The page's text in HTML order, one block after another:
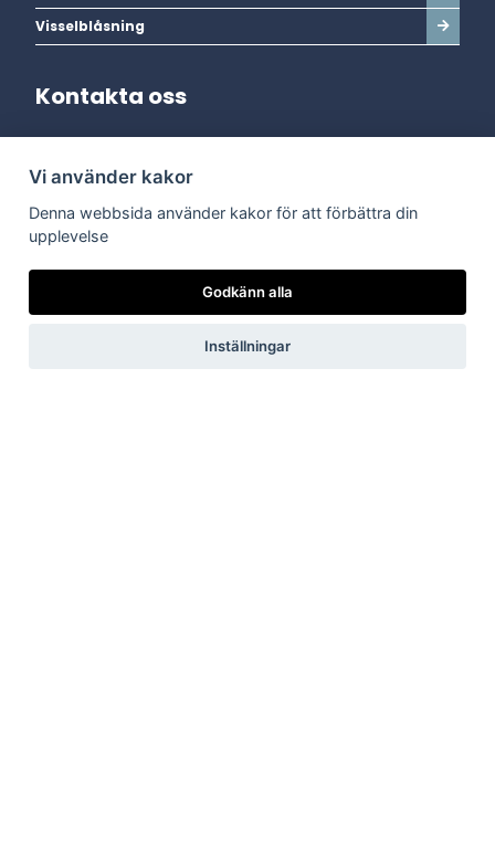
Visselblåsning
Kontakta oss
Adress:
Dala Energi AB
Postadress:Box 254, 793 26 Leksand
Kundservice: 0247-738 00
Epost:info@dalaenergi.se
Chatten är stängd
Vi använder kakor
Denna webbsida använder kakor för att förbättra din
upplevelse
Godkänn alla
Inställningar